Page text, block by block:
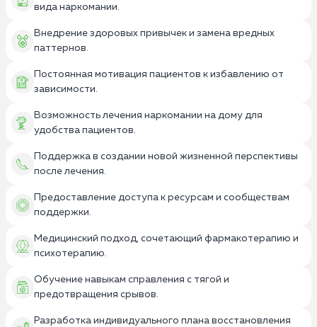
вида наркомании.
Внедрение здоровых привычек и замена вредных
паттернов.
Постоянная мотивация пациентов к избавлению от
зависимости.
Возможность лечения наркомании на дому для
удобства пациентов.
Поддержка в создании новой жизненной перспективы
после лечения.
Предоставление доступа к ресурсам и сообществам
поддержки.
Медицинский подход, сочетающий фармакотерапию и
психотерапию.
Обучение навыкам справления с тягой и
предотвращения срывов.
Разработка индивидуального плана восстановления